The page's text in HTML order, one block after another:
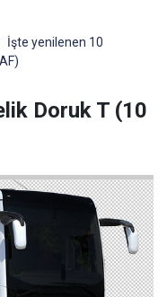
İşte yenilenen 10
Doruk T (10